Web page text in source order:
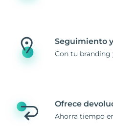
Seguimiento
Con tu branding
Ofrece
Ahorra tiempo